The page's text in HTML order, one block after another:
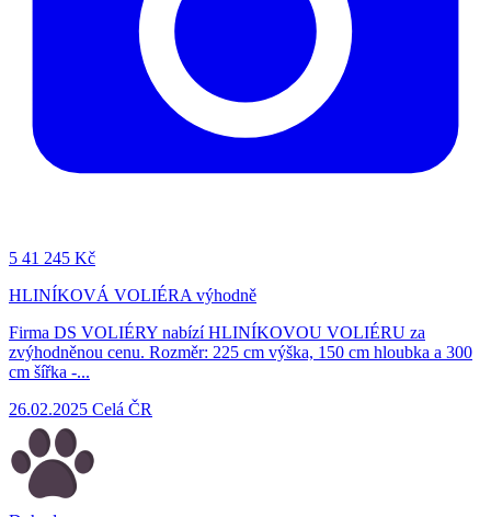
5 41 245 Kč
HLINÍKOVÁ VOLIÉRA výhodně
Firma DS VOLIÉRY nabízí HLINÍKOVOU VOLIÉRU za
zvýhodněnou cenu. Rozměr: 225 cm výška, 150 cm hloubka a 300
cm šířka -...
26.02.2025 Celá ČR